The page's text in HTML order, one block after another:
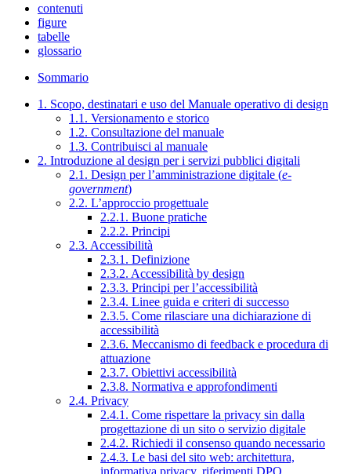
contenuti
figure
tabelle
glossario
Sommario
1. Scopo, destinatari e uso del Manuale operativo di design
1.1. Versionamento e storico
1.2. Consultazione del manuale
1.3. Contribuisci al manuale
2. Introduzione al design per i servizi pubblici digitali
2.1. Design per l’amministrazione digitale (e-
government)
2.2. L’approccio progettuale
2.2.1. Buone pratiche
2.2.2. Principi
2.3. Accessibilità
2.3.1. Definizione
2.3.2. Accessibilità by design
2.3.3. Principi per l’accessibilità
2.3.4. Linee guida e criteri di successo
2.3.5. Come rilasciare una dichiarazione di
accessibilità
2.3.6. Meccanismo di feedback e procedura di
attuazione
2.3.7. Obiettivi accessibilità
2.3.8. Normativa e approfondimenti
2.4. Privacy
2.4.1. Come rispettare la privacy sin dalla
progettazione di un sito o servizio digitale
2.4.2. Richiedi il consenso quando necessario
2.4.3. Le basi del sito web: architettura,
informativa privacy, riferimenti DPO